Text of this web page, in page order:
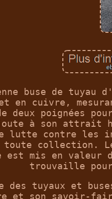
buse de tuyau
en cuivre,
deux poignées
à son attrait
lutte contre les
toute collection.
est mis en
trouvaille pour
des tuyaux et
et son savoir-